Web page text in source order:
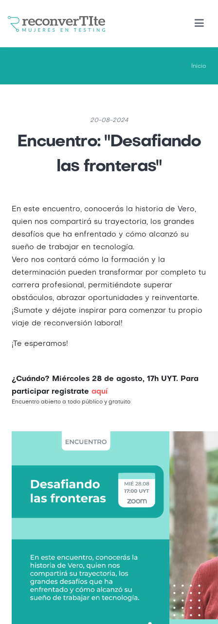
Inicio
20-08-2024
Encuentro: "Desafiando
las fronteras"
En este encuentro, conocerás la historia de Vero,
quien nos compartirá su trayectoria, los grandes
desafíos que ha enfrentado y cómo alcanzó su
sueño de trabajar en tecnología.
Vero nos contará cómo la formación y la
determinación pueden transformar por completo tu
carrera profesional, permitiéndote superar
obstáculos, abrazar oportunidades y reinventarte.
¡Sumate y déjate inspirar para comenzar tu propio
viaje de reconversión laboral!
¡Te esperamos!
¿Cuándo? Miércoles 28 de agosto, 17h UYT. Para
participar registrate aquí
Encuentro abierto a todo público y gratuito